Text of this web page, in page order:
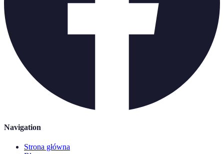
Navigation
Strona główna